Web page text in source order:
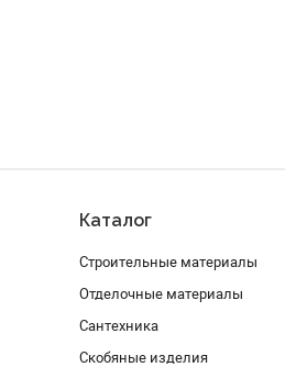
Каталог
Строительные материалы
Отделочные материалы
Сантехника
Скобяные изделия